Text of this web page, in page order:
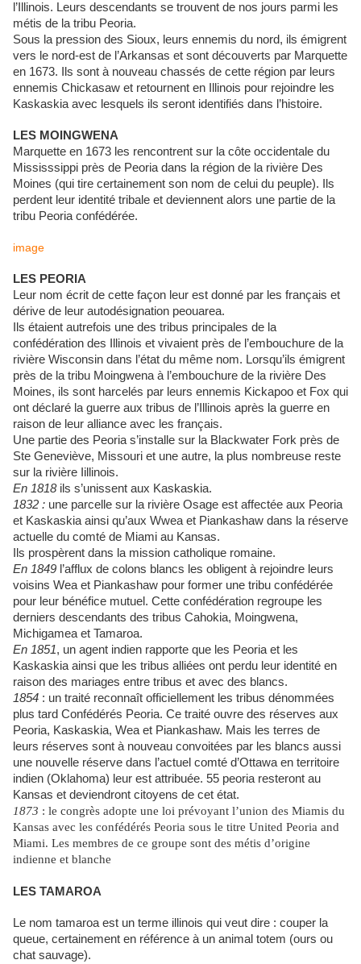
l’Illinois. Leurs descendants se trouvent de nos jours parmi les
métis de la tribu Peoria.
Sous la pression des Sioux, leurs ennemis du nord, ils émigrent
vers le nord-est de l’Arkansas et sont découverts par Marquette
en 1673. Ils sont à nouveau chassés de cette région par leurs
ennemis Chickasaw et retournent en Illinois pour rejoindre les
Kaskaskia avec lesquels ils seront identifiés dans l’histoire.
LES MOINGWENA
Marquette en 1673 les rencontrent sur la côte occidentale du
Mississsippi près de Peoria dans la région de la rivière Des
Moines (qui tire certainement son nom de celui du peuple). Ils
perdent leur identité tribale et deviennent alors une partie de la
tribu Peoria confédérée.
image
LES PEORIA
Leur nom écrit de cette façon leur est donné par les français et
dérive de leur autodésignation peouarea.
Ils étaient autrefois une des tribus principales de la
confédération des Illinois et vivaient près de l’embouchure de la
rivière Wisconsin dans l’état du même nom. Lorsqu’ils émigrent
près de la tribu Moingwena à l’embouchure de la rivière Des
Moines, ils sont harcelés par leurs ennemis Kickapoo et Fox qui
ont déclaré la guerre aux tribus de l’Illinois après la guerre en
raison de leur alliance avec les français.
Une partie des Peoria s’installe sur la Blackwater Fork près de
Ste Geneviève, Missouri et une autre, la plus nombreuse reste
sur la rivière Iillinois.
En 1818ils s’unissent aux Kaskaskia.
1832 : une parcelle sur la rivière Osage est affectée aux Peoria
et Kaskaskia ainsi qu’aux Wwea et Piankashaw dans la réserve
actuelle du comté de Miami au Kansas.
Ils prospèrent dans la mission catholique romaine.
En 1849 l’afflux de colons blancs les obligent à rejoindre leurs
voisins Wea et Piankashaw pour former une tribu confédérée
pour leur bénéfice mutuel. Cette confédération regroupe les
derniers descendants des tribus Cahokia, Moingwena,
Michigamea et Tamaroa.
En 1851, un agent indien rapporte que les Peoria et les
Kaskaskia ainsi que les tribus alliées ont perdu leur identité en
raison des mariages entre tribus et avec des blancs.
1854 : un traité reconnaît officiellement les tribus dénommées
plus tard Confédérés Peoria. Ce traité ouvre des réserves aux
Peoria, Kaskaskia, Wea et Piankashaw. Mais les terres de
leurs réserves sont à nouveau convoitées par les blancs aussi
une nouvelle réserve dans l’actuel comté d’Ottawa en territoire
indien (Oklahoma) leur est attribuée. 55 peoria resteront au
Kansas et deviendront citoyens de cet état.
1873 : le congrès adopte une loi prévoyant l’union des Miamis du
Kansas avec les confédérés Peoria sous le titre United Peoria and
Miami. Les membres de ce groupe sont des métis d’origine
indienne et blanche
LES TAMAROA
Le nom tamaroa est un terme illinois qui veut dire : couper la
queue, certainement en référence à un animal totem (ours ou
chat sauvage).